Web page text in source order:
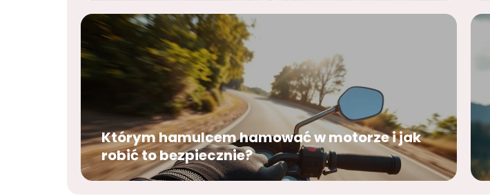
Którym hamulcem hamować w motorze i jak
robić to bezpiecznie?